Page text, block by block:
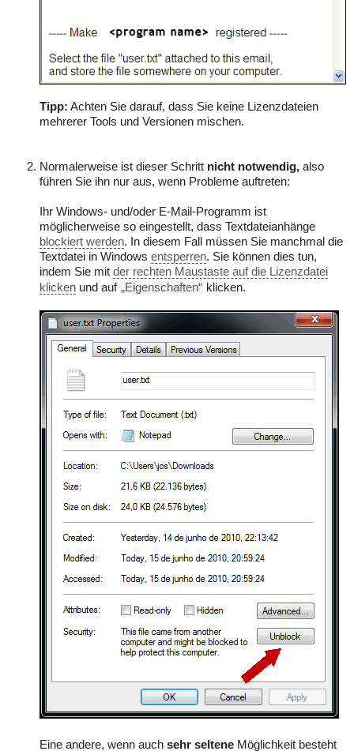
Tipp: Achten Sie darauf, dass Sie keine Lizenzdateien
mehrerer Tools und Versionen mischen.
Normalerweise ist dieser Schritt nicht notwendig, also
führen Sie ihn nur aus, wenn Probleme auftreten:
Ihr Windows- und/oder E-Mail-Programm ist
möglicherweise so eingestellt, dass Textdateianhänge
blockiert werden. In diesem Fall müssen Sie manchmal die
Textdatei in Windows entsperren. Sie können dies tun,
indem Sie mit der rechten Maustaste auf die Lizenzdatei
klicken und auf „Eigenschaften“ klicken.
Eine andere, wenn auch sehr seltene Möglichkeit besteht